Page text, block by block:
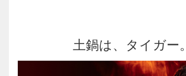
土鍋は、タイガー。